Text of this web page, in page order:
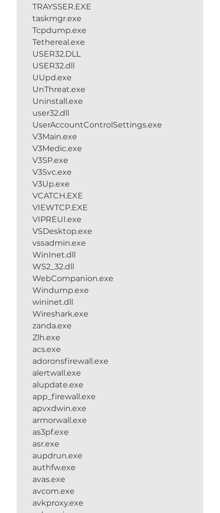
TRAYSSER.EXE
taskmgr.exe
Tcpdump.exe
Tethereal.exe
USER32.DLL
USER32.dll
UUpd.exe
UnThreat.exe
Uninstall.exe
user32.dll
UserAccountControlSettings.exe
V3Main.exe
V3Medic.exe
V3SP.exe
V3Svc.exe
V3Up.exe
VCATCH.EXE
VIEWTCP.EXE
VIPREUI.exe
VSDesktop.exe
vssadmin.exe
WinInet.dll
WS2_32.dll
WebCompanion.exe
Windump.exe
wininet.dll
Wireshark.exe
zanda.exe
Zlh.exe
acs.exe
adoronsfirewall.exe
alertwall.exe
alupdate.exe
app_firewall.exe
apvxdwin.exe
armorwall.exe
as3pf.exe
asr.exe
aupdrun.exe
authfw.exe
avas.exe
avcom.exe
avkproxy.exe